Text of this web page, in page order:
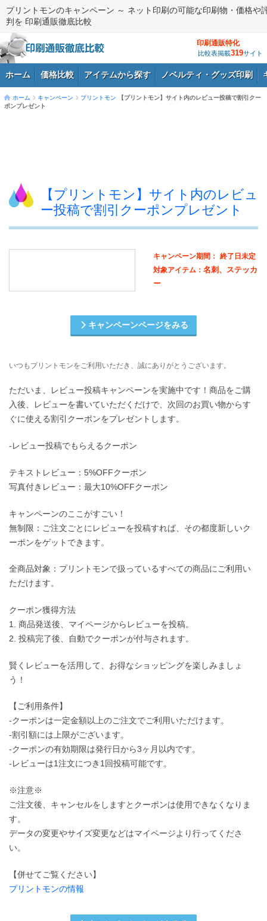
プリントモンのキャンペーン ～ ネット印刷の可能な印刷物・価格や
判を 印刷通販徹底比較
印刷通販特化
比較表掲載319サイト
ホーム 価格比較 アイテムから探す ノベルティ・グッズ印刷
ホーム キャンペーン プリントモン
【プリントモン】サイト内のレビュー投稿で割引クー
ポンプレゼント
【プリントモン】サイト内のレビュ
ー投稿で割引クーポンプレゼント
キャンペーン期間： 終了日未定
対象アイテム： 名刺、ステッカ
ー
キャンペーンページをみる
いつもプリントモンをご利用いただき、誠にありがとうございます。
ただいま、レビュー投稿キャンペーンを実施中です！商品をご購
入後、レビューを書いていただくだけで、次回のお買い物からす
ぐに使える割引クーポンをプレゼントします。
-レビュー投稿でもらえるクーポン
テキストレビュー：5%OFFクーポン
写真付きレビュー：最大10%OFFクーポン
キャンペーンのここがすごい！
無制限：ご注文ごとにレビューを投稿すれば、その都度新しいク
ーポンをゲットできます。
全商品対象：プリントモンで扱っているすべての商品にご利用い
ただけます。
クーポン獲得方法
1. 商品発送後、マイページからレビューを投稿。
2. 投稿完了後、自動でクーポンが付与されます。
賢くレビューを活用して、お得なショッピングを楽しみましょ
う！
【ご利用条件】
-クーポンは一定金額以上のご注文でご利用いただけます。
-割引額には上限がございます。
-クーポンの有効期限は発行日から3ヶ月以内です。
-レビューは1注文につき1回投稿可能です。
※注意※
ご注文後、キャンセルをしますとクーポンは使用できなくなりま
す。
データの変更やサイズ変更などはマイページより行ってくださ
い。
【併せてご覧ください】
プリントモンの情報